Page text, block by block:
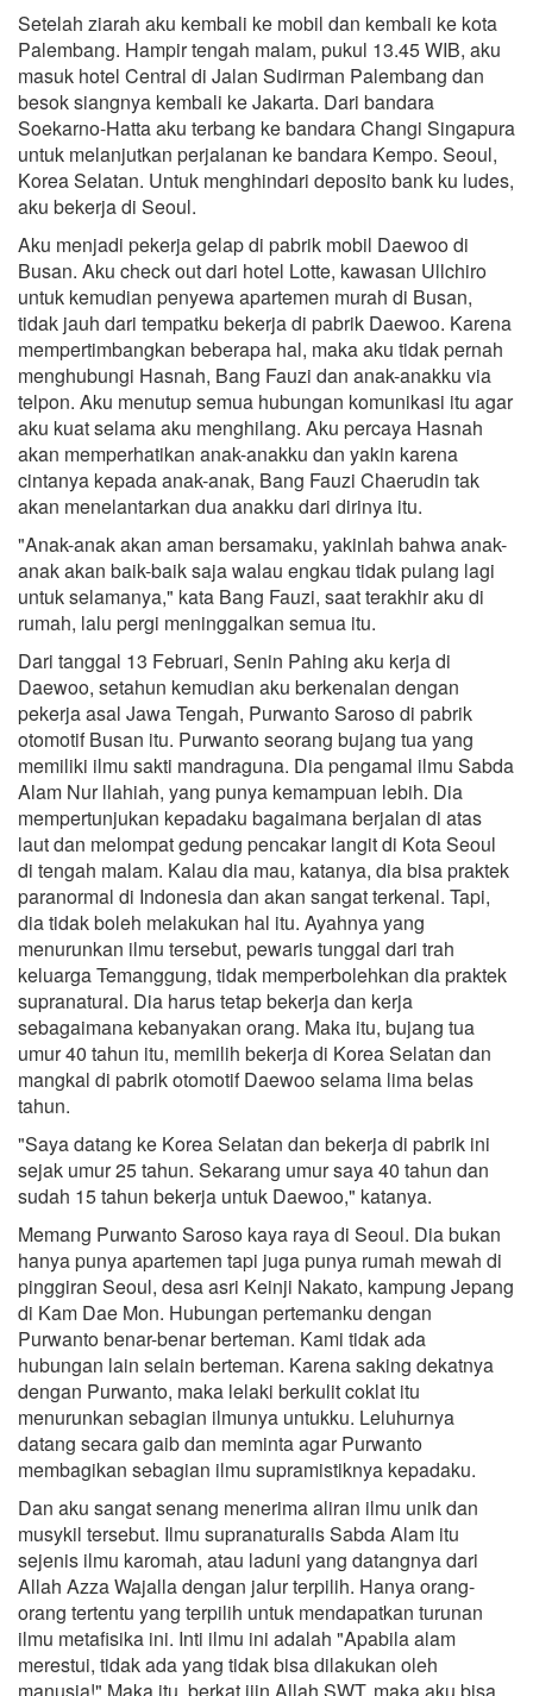
Setelah ziarah aku kembali ke mobil dan kembali ke kota
Palembang. Hampir tengah malam, pukul 13.45 WIB, aku
masuk hotel Central di Jalan Sudirman Palembang dan
besok siangnya kembali ke Jakarta. Dari bandara
Soekarno-Hatta aku terbang ke bandara Changi Singapura
untuk melanjutkan perjalanan ke bandara Kempo. Seoul,
Korea Selatan. Untuk menghindari deposito bank ku ludes,
aku bekerja di Seoul.
Aku menjadi pekerja gelap di pabrik mobil Daewoo di
Busan. Aku check out dari hotel Lotte, kawasan Ullchiro
untuk kemudian penyewa apartemen murah di Busan,
tidak jauh dari tempatku bekerja di pabrik Daewoo. Karena
mempertimbangkan beberapa hal, maka aku tidak pernah
menghubungi Hasnah, Bang Fauzi dan anak-anakku via
telpon. Aku menutup semua hubungan komunikasi itu agar
aku kuat selama aku menghilang. Aku percaya Hasnah
akan memperhatikan anak-anakku dan yakin karena
cintanya kepada anak-anak, Bang Fauzi Chaerudin tak
akan menelantarkan dua anakku dari dirinya itu.
"Anak-anak akan aman bersamaku, yakinlah bahwa anak-
anak akan baik-baik saja walau engkau tidak pulang lagi
untuk selamanya," kata Bang Fauzi, saat terakhir aku di
rumah, lalu pergi meninggalkan semua itu.
Dari tanggal 13 Februari, Senin Pahing aku kerja di
Daewoo, setahun kemudian aku berkenalan dengan
pekerja asal Jawa Tengah, Purwanto Saroso di pabrik
otomotif Busan itu. Purwanto seorang bujang tua yang
memiliki ilmu sakti mandraguna. Dia pengamal ilmu Sabda
Alam Nur llahiah, yang punya kemampuan lebih. Dia
mempertunjukan kepadaku bagaimana berjalan di atas
laut dan melompat gedung pencakar langit di Kota Seoul
di tengah malam. Kalau dia mau, katanya, dia bisa praktek
paranormal di Indonesia dan akan sangat terkenal. Tapi,
dia tidak boleh melakukan hal itu. Ayahnya yang
menurunkan ilmu tersebut, pewaris tunggal dari trah
keluarga Temanggung, tidak memperbolehkan dia praktek
supranatural. Dia harus tetap bekerja dan kerja
sebagaimana kebanyakan orang. Maka itu, bujang tua
umur 40 tahun itu, memilih bekerja di Korea Selatan dan
mangkal di pabrik otomotif Daewoo selama lima belas
tahun.
"Saya datang ke Korea Selatan dan bekerja di pabrik ini
sejak umur 25 tahun. Sekarang umur saya 40 tahun dan
sudah 15 tahun bekerja untuk Daewoo," katanya.
Memang Purwanto Saroso kaya raya di Seoul. Dia bukan
hanya punya apartemen tapi juga punya rumah mewah di
pinggiran Seoul, desa asri Keinji Nakato, kampung Jepang
di Kam Dae Mon. Hubungan pertemanku dengan
Purwanto benar-benar berteman. Kami tidak ada
hubungan lain selain berteman. Karena saking dekatnya
dengan Purwanto, maka lelaki berkulit coklat itu
menurunkan sebagian ilmunya untukku. Leluhurnya
datang secara gaib dan meminta agar Purwanto
membagikan sebagian ilmu supramistiknya kepadaku.
Dan aku sangat senang menerima aliran ilmu unik dan
musykil tersebut. Ilmu supranaturalis Sabda Alam itu
sejenis ilmu karomah, atau laduni yang datangnya dari
Allah Azza Wajalla dengan jalur terpilih. Hanya orang-
orang tertentu yang terpilih untuk mendapatkan turunan
ilmu metafisika ini. Inti ilmu ini adalah "Apabila alam
merestui, tidak ada yang tidak bisa dilakukan oleh